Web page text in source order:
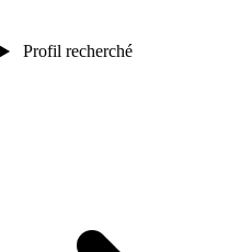
Profil recherché